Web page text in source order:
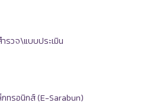
รวจ\แบบประเมิน
ทรอนิกส์ (E-Sarabun)